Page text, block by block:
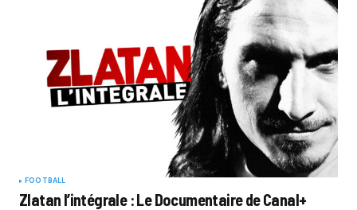
FOOTBALL
Zlatan l’intégrale : Le Documentaire de Canal+